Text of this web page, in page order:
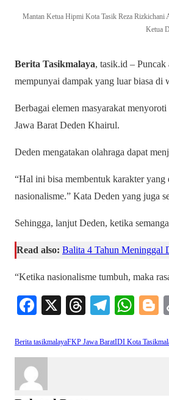
Mantan Ketua Hipmi Kota Tasik Reza
Ketua
Berita Tasikmalaya, tasik.id –
mempunyai dampak yang luar biasa di
Berbagai elemen masyarakat
Jawa Barat Deden Khairul.
Deden mengatakan olahraga dapat
“Hal ini bisa membentuk karakter
nasionalisme.” Kata Deden yang juga
Sehingga, lanjut Deden, ketika
Read also: Balita 4 Tahun Meninggal
“Ketika nasionalisme tumbuh, maka
Fa
bo
ok
X
T
ea
Te
gr
W
ts
Berita tasikmalayaFKP Jawa BaratIDI Kota